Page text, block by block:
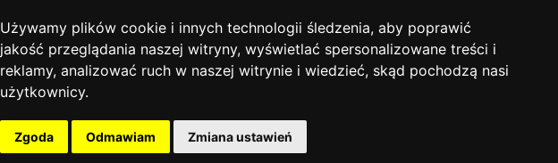
Używamy plików cookie i innych technologii śledzenia, aby poprawić
jakość przeglądania naszej witryny, wyświetlać spersonalizowane treści i
reklamy, analizować ruch w naszej witrynie i wiedzieć, skąd pochodzą nasi
użytkownicy.
Zgoda Odmawiam Zmiana ustawień
Kontakt i dane firmy
Elektrośmieci
O firmie
Jak kupować?
Aktualności
Blog
ul. Stefana Batorego 17
31-135 Kraków
tel:
12 633 50 81
Godziny otwarcia:
Poniedziałek - Piątek: